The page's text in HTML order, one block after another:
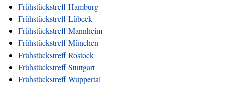
Frühstückstreff Hamburg
Frühstückstreff Lübeck
Frühstückstreff Mannheim
Frühstückstreff München
Frühstückstreff Rostock
Frühstückstreff Stuttgart
Frühstückstreff Wuppertal